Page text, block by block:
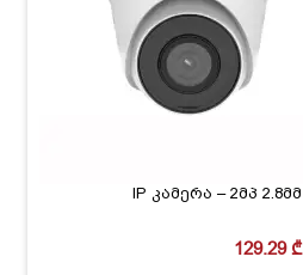
IP კამერა – 2მპ 2.8მმ
129.29₾